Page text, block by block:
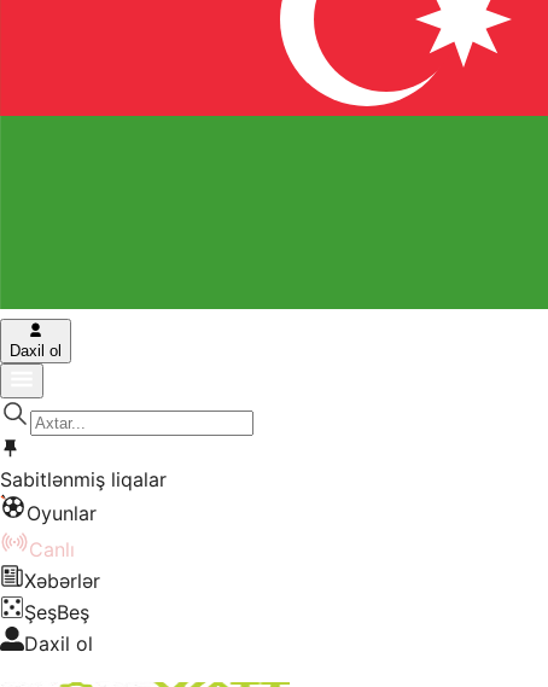
Daxil ol
Sabitlənmiş liqalar
Oyunlar
Canlı
Xəbərlər
ŞeşBeş
Daxil ol